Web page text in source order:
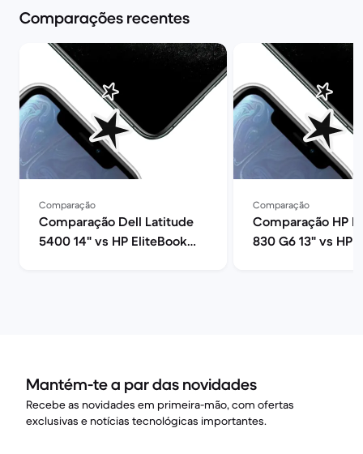
Comparações recentes
Comparação
Comparação Dell Latitude
5400 14" vs HP EliteBook
Comparação
Comparação HP
830 G6 13" vs HP
Mantém-te a par das novidades
Recebe as novidades em primeira-mão, com ofertas
exclusivas e notícias tecnológicas importantes.